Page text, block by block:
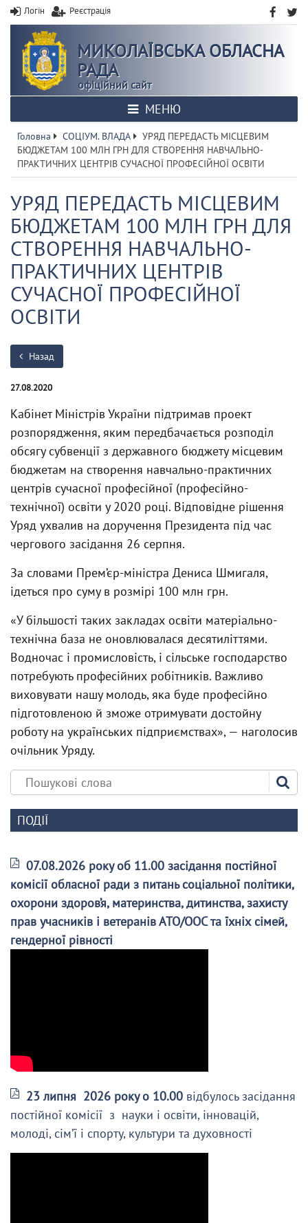
Логін Реєстрація
МИКОЛАЇВСЬКА ОБЛАСНА
РАДА
офіційний сайт
МЕНЮ
Головна СОЦІУМ. ВЛАДА
УРЯД ПЕРЕДАСТЬ МІСЦЕВИМ
БЮДЖЕТАМ 100 МЛН ГРН ДЛЯ СТВОРЕННЯ НАВЧАЛЬНО-
ПРАКТИЧНИХ ЦЕНТРІВ СУЧАСНОЇ ПРОФЕСІЙНОЇ ОСВІТИ
УРЯД ПЕРЕДАСТЬ МІСЦЕВИМ
БЮДЖЕТАМ 100 МЛН ГРН ДЛЯ
СТВОРЕННЯ НАВЧАЛЬНО-
ПРАКТИЧНИХ ЦЕНТРІВ
СУЧАСНОЇ ПРОФЕСІЙНОЇ
ОСВІТИ
Назад
27.08.2020
Кабінет Міністрів України підтримав проект
розпорядження, яким передбачається розподіл
обсягу субвенції з державного бюджету місцевим
бюджетам на створення навчально-практичних
центрів сучасної професійної (професійно-
технічної) освіти у 2020 році. Відповідне рішення
Уряд ухвалив на доручення Президента під час
чергового засідання 26 серпня.
За словами Прем’єр-міністра Дениса Шмигаля,
ідеться про суму в розмірі 100 млн грн.
«У більшості таких закладах освіти матеріально-
технічна база не оновлювалася десятиліттями.
Водночас і промисловість, і сільське господарство
потребують професійних робітників. Важливо
виховувати нашу молодь, яка буде професійно
підготовленою й зможе отримувати достойну
роботу на українських підприємствах», — наголосив
очільник Уряду.
ПОДІЇ
07.08.2026 року об 11.00 засідання постійної
комісії обласної ради з питань соціальної політики,
охорони здоров’я, материнства, дитинства, захисту
прав учасників і ветеранів АТО/ООС та їхніх сімей,
гендерної рівності
23 липня 2026 року о 10.00 відбулось засідання
постійної комісії з науки і освіти, інновацій,
молоді, сім’ї і спорту, культури та духовності